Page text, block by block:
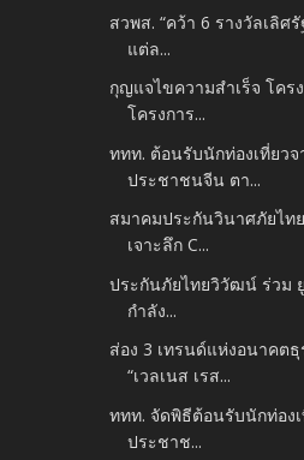
สวพส. “คว้า 6 รางวัลเลิศ
แต่ล...
กุญแจไขความสำเร็จ โค
โครงการ...
ททท. ต้อนรับนักท่องเที่ยว
ประชาชนจีน ตา...
สมาคมประกันวินาศภัยไท
เจาะลึก C...
ประกันภัยไทยวิวัฒน์ ร่วม
กำลัง...
ส่อง 3 เทรนด์แห่งอนาคตธุ
“เวลเนส เรส...
ททท. จัดพิธีต้อนรับนักท่อง
ประชาช...